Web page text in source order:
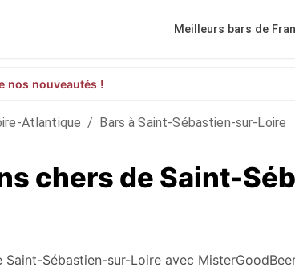
Meilleurs bars de
nos nouveautés !
Atlantique / Bars à Saint-Sébastien-sur-Loire
chers de Saint-
Sébastien-sur-Loire avec